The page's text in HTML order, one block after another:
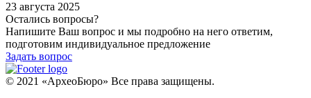
23 августа 2025
Остались вопросы?
Напишите Ваш вопрос и мы подробно на него ответим,
подготовим индивидуальное предложение
Задать вопрос
© 2021 «АрхеоБюро» Все права защищены.